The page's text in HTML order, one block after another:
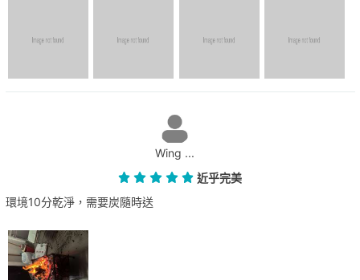
Wing ...
近乎完美
環境10分乾淨，需要炭隨時送